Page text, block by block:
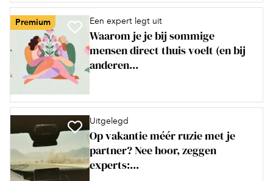
Premium Een expert legt uit
Waarom je je bij sommige
mensen direct thuis voelt (en bij
anderen...
Uitgelegd
Op vakantie méér ruzie met je
partner? Nee hoor, zeggen
experts:...